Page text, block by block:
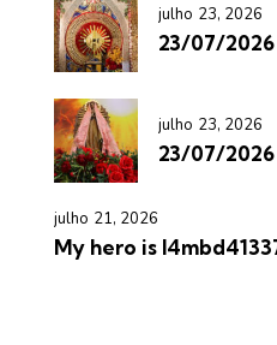
julho 23, 2026
23/07/
julho 23, 2026
23/07/2026
julho 21, 2026
My hero is